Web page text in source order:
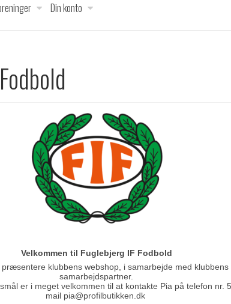
Din konto
Velkommen til Fuglebjerg IF Fodbold
klubbens webshop, i samarbejde med
samarbejdspartner.
er i meget velkommen til at kontakte Pia på telefon nr.
mail pia@profilbutikken.dk